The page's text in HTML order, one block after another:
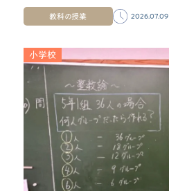
教科の授業 2026.07.09
小学校